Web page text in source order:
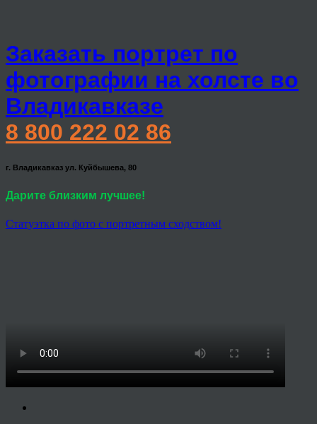
Заказать портрет по
фотографии на холсте во
Владикавказе
8 800 222 02 86
г. Владикавказ ул. Куйбышева, 80
Дарите близким лучшее!
Статуэтка по фото с портретным сходством!